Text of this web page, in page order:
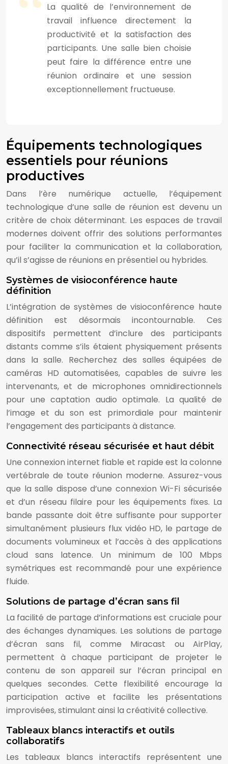
La qualité de l’environnement de
travail influence directement la
productivité et la satisfaction des
participants. Une salle bien choisie
peut faire la différence entre une
réunion ordinaire et une session
exceptionnellement fructueuse.
Équipements technologiques
essentiels pour réunions
productives
Dans l’ère numérique actuelle, l’équipement
technologique d’une salle de réunion est devenu un
critère de choix déterminant. Les espaces de travail
modernes doivent offrir des solutions performantes
pour faciliter la communication et la collaboration,
qu’il s’agisse de réunions en présentiel ou hybrides.
Systèmes de visioconférence haute
définition
L’intégration de systèmes de visioconférence haute
définition est désormais incontournable. Ces
dispositifs permettent d’inclure des participants
distants comme s’ils étaient physiquement présents
dans la salle. Recherchez des salles équipées de
caméras HD automatisées, capables de suivre les
intervenants, et de microphones omnidirectionnels
pour une captation audio optimale. La qualité de
l’image et du son est primordiale pour maintenir
l’engagement des participants à distance.
Connectivité réseau sécurisée et haut débit
Une connexion internet fiable et rapide est la colonne
vertébrale de toute réunion moderne. Assurez-vous
que la salle dispose d’une connexion Wi-Fi sécurisée
et d’un réseau filaire pour les équipements fixes. La
bande passante doit être suffisante pour supporter
simultanément plusieurs flux vidéo HD, le partage de
documents volumineux et l’accès à des applications
cloud sans latence. Un minimum de 100 Mbps
symétriques est recommandé pour une expérience
fluide.
Solutions de partage d’écran sans fil
La facilité de partage d’informations est cruciale pour
des échanges dynamiques. Les solutions de partage
d’écran sans fil, comme Miracast ou AirPlay,
permettent à chaque participant de projeter le
contenu de son appareil sur l’écran principal en
quelques secondes. Cette flexibilité encourage la
participation active et facilite les présentations
improvisées, stimulant ainsi la créativité collective.
Tableaux blancs interactifs et outils
collaboratifs
Les tableaux blancs interactifs représentent une